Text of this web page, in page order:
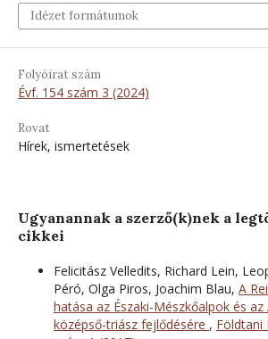
Idézet formátumok
Folyóirat szám
Évf. 154 szám 3 (2024)
Rovat
Hírek, ismertetések
Ugyanannak a szerző(k)nek a
cikkei
Felicitász Velledits, Richard Lein,
Péró, Olga Piros, Joachim Blau, A
hatása az Északi-Mészkőalpok és
középső-triász fejlődésére , Földtani